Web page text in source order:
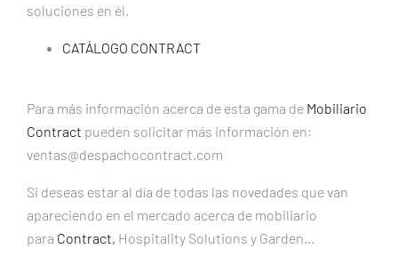
soluciones en él.
CATÁLOGO CONTRACT
Para más información acerca de esta gama de Mobiliario
Contract pueden solicitar más información en:
ventas@despachocontract.com
Si deseas estar al día de todas las novedades que van
apareciendo en el mercado acerca de mobiliario
para Contract, Hospitality Solutions y Garden…